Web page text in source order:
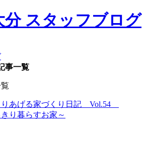
分 スタッフブログ
事一覧